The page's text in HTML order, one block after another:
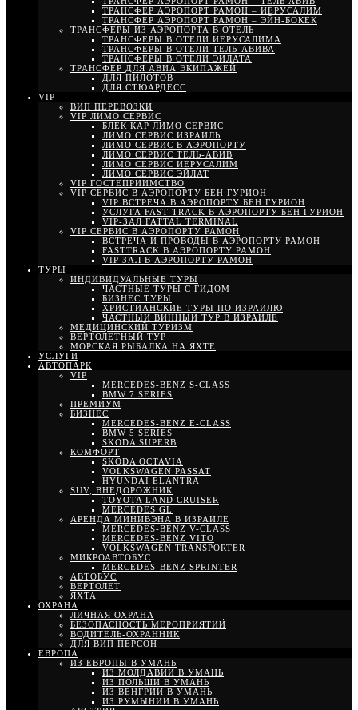
ТРАНСФЕР АЭРОПОРТ РАМОН – ИЕРУСАЛИМ
ТРАНСФЕР АЭРОПОРТ РАМОН – ЭЙН-БОКЕК
ТРАНСФЕРЫ ИЗ АЭРОПОРТА В ОТЕЛЬ
ТРАНСФЕРЫ В ОТЕЛИ ИЕРУСАЛИМА
ТРАНСФЕРЫ В ОТЕЛИ ТЕЛЬ-АВИВА
ТРАНСФЕРЫ В ОТЕЛИ ЭЙЛАТА
ТРАНСФЕР ДЛЯ АВИА ЭКИПАЖЕЙ
ДЛЯ ПИЛОТОВ
ДЛЯ СТЮАРДЕСС
VIP
ВИП ПЕРЕВОЗКИ
VIP ЛИМО СЕРВИС
БЛЕК КАР ЛИМО СЕРВИС
ЛИМО СЕРВИС ИЗРАИЛЬ
ЛИМО СЕРВИС В АЭРОПОРТУ
ЛИМО СЕРВИС ТЕЛЬ-АВИВ
ЛИМО СЕРВИС ИЕРУСАЛИМ
ЛИМО СЕРВИС ЭЙЛАТ
VIP ГОСТЕПРИИМСТВО
VIP СЕРВИС В АЭРОПОРТУ БЕН ГУРИОН
VIP ВСТРЕЧА В АЭРОПОРТУ БЕН ГУРИОН
УСЛУГА FAST TRACK В АЭРОПОРТУ БЕН ГУРИОН
VIP-ЗАЛ FATTAL TERMINAL
VIP СЕРВИС В АЭРОПОРТУ РАМОН
ВСТРЕЧА И ПРОВОДЫ В АЭРОПОРТУ РАМОН
FASTTRACK В АЭРОПОРТУ РАМОН
VIP ЗАЛ В АЭРОПОРТУ РАМОН
ТУРЫ
ИНДИВИДУАЛЬНЫЕ ТУРЫ
ЧАСТНЫЕ ТУРЫ С ГИДОМ
БИЗНЕС ТУРЫ
ХРИСТИАНСКИЕ ТУРЫ ПО ИЗРАИЛЮ
ЧАСТНЫЙ ВИННЫЙ ТУР В ИЗРАИЛЕ
МЕДИЦИНСКИЙ ТУРИЗМ
ВЕРТОЛЕТНЫЙ ТУР
МОРСКАЯ РЫБАЛКА НА ЯХТЕ
УСЛУГИ
АВТОПАРК
VIP
MERCEDES-BENZ S-CLASS
BMW 7 SERIES
ПРЕМИУМ
БИЗНЕС
MERCEDES-BENZ E-CLASS
BMW 5 SERIES
SKODA SUPERB
КОМФОРТ
SKODA OCTAVIA
VOLKSWAGEN PASSAT
HYUNDAI ELANTRA
SUV, ВНЕДОРОЖНИК
TOYOTA LAND CRUISER
MERCEDES GL
АРЕНДА МИНИВЭНА В ИЗРАИЛЕ
MERCEDES-BENZ V-CLASS
MERCEDES-BENZ VITO
VOLKSWAGEN TRANSPORTER
МИКРОАВТОБУС
MERCEDES-BENZ SPRINTER
АВТОБУС
ВЕРТОЛЕТ
ЯХТА
ОХРАНА
ЛИЧНАЯ ОХРАНА
БЕЗОПАСНОСТЬ МЕРОПРИЯТИЙ
ВОДИТЕЛЬ-ОХРАННИК
ДЛЯ ВИП ПЕРСОН
ЕВРОПА
ИЗ ЕВРОПЫ В УМАНЬ
ИЗ МОЛДАВИИ В УМАНЬ
ИЗ ПОЛЬШИ В УМАНЬ
ИЗ ВЕНГРИИ В УМАНЬ
ИЗ РУМЫНИИ В УМАНЬ